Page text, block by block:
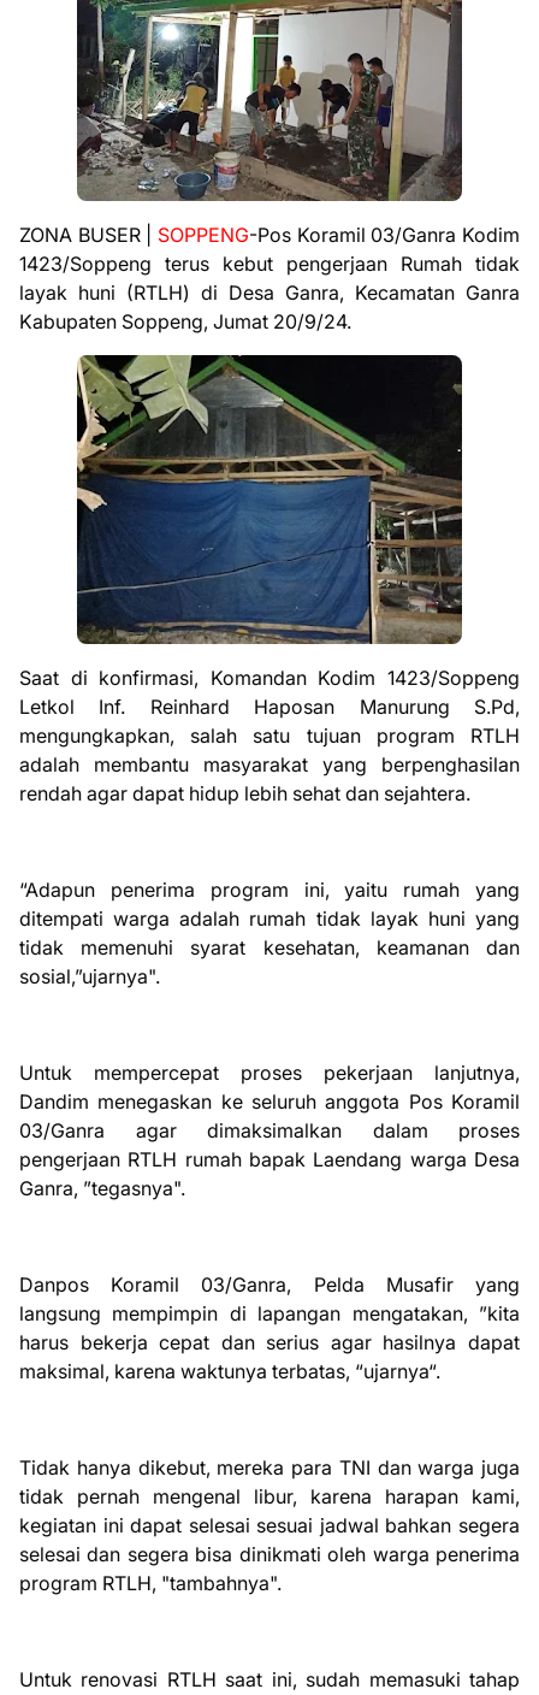
ZONA BUSER | SOPPENG-Pos Koramil 03/Ganra Kodim
1423/Soppeng terus kebut pengerjaan Rumah tidak
layak huni (RTLH) di Desa Ganra, Kecamatan Ganra
Kabupaten Soppeng, Jumat 20/9/24.
Saat di konfirmasi, Komandan Kodim 1423/Soppeng
Letkol Inf. Reinhard Haposan Manurung S.Pd,
mengungkapkan, salah satu tujuan program RTLH
adalah membantu masyarakat yang berpenghasilan
rendah agar dapat hidup lebih sehat dan sejahtera.
“Adapun penerima program ini, yaitu rumah yang
ditempati warga adalah rumah tidak layak huni yang
tidak memenuhi syarat kesehatan, keamanan dan
sosial,”ujarnya".
Untuk mempercepat proses pekerjaan lanjutnya,
Dandim menegaskan ke seluruh anggota Pos Koramil
03/Ganra agar dimaksimalkan dalam proses
pengerjaan RTLH rumah bapak Laendang warga Desa
Ganra, ”tegasnya".
Danpos Koramil 03/Ganra, Pelda Musafir yang
langsung mempimpin di lapangan mengatakan, ”kita
harus bekerja cepat dan serius agar hasilnya dapat
maksimal, karena waktunya terbatas, “ujarnya“.
Tidak hanya dikebut, mereka para TNI dan warga juga
tidak pernah mengenal libur, karena harapan kami,
kegiatan ini dapat selesai sesuai jadwal bahkan segera
selesai dan segera bisa dinikmati oleh warga penerima
program RTLH, "tambahnya".
Untuk renovasi RTLH saat ini, sudah memasuki tahap